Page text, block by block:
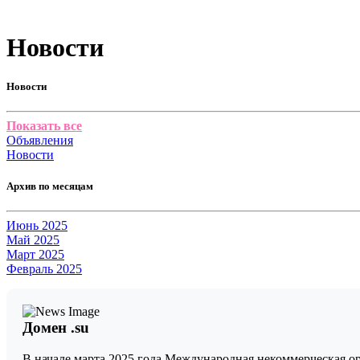
Новости
Новости
Показать все
Объявления
Новости
Архив по месяцам
Июнь 2025
Май 2025
Март 2025
Февраль 2025
Домен .su